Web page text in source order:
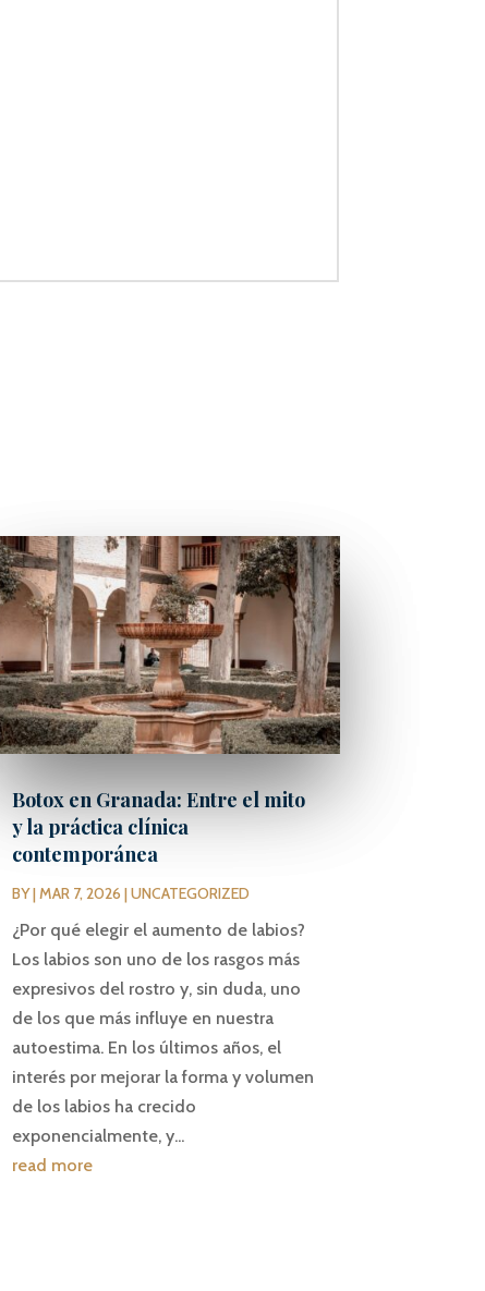
Botox en Granada: Entre el mito
y la práctica clínica
contemporánea
BY|MAR 7, 2026 |UNCATEGORIZED
¿Por qué elegir el aumento de labios?
Los labios son uno de los rasgos más
expresivos del rostro y, sin duda, uno
de los que más influye en nuestra
autoestima. En los últimos años, el
interés por mejorar la forma y volumen
de los labios ha crecido
exponencialmente, y...
read more